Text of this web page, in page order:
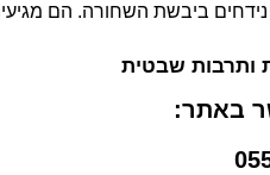
נידחים ביבשת השחורה. הם
ותרבות שבטית
באתר: